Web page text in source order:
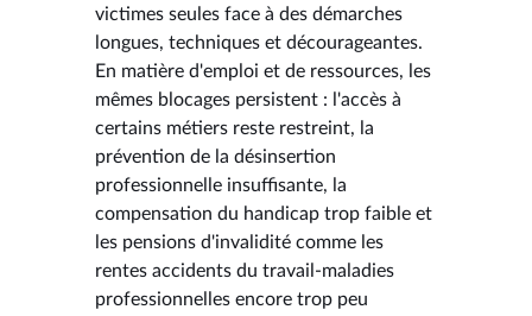
victimes seules face à des démarches
longues, techniques et décourageantes.
En matière d'emploi et de ressources, les
mêmes blocages persistent : l'accès à
certains métiers reste restreint, la
prévention de la désinsertion
professionnelle insuffisante, la
compensation du handicap trop faible et
les pensions d'invalidité comme les
rentes accidents du travail-maladies
professionnelles encore trop peu